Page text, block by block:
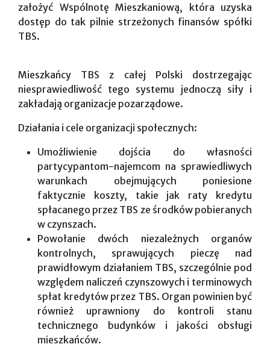
założyć Wspólnotę Mieszkaniową, która uzyska
dostęp do tak pilnie strzeżonych finansów spółki
TBS.
Mieszkańcy TBS z całej Polski dostrzegając
niesprawiedliwość tego systemu jednoczą siły i
zakładają organizacje pozarządowe.
Działania i cele organizacji społecznych:
Umożliwienie dojścia do własności
partycypantom-najemcom na sprawiedliwych
warunkach obejmujących poniesione
faktycznie koszty, takie jak raty kredytu
spłacanego przez TBS ze środków pobieranych
w czynszach.
Powołanie dwóch niezależnych organów
kontrolnych, sprawujących pieczę nad
prawidłowym działaniem TBS, szczególnie pod
względem naliczeń czynszowych i terminowych
spłat kredytów przez TBS. Organ powinien być
również uprawniony do kontroli stanu
technicznego budynków i jakości obsługi
mieszkańców.